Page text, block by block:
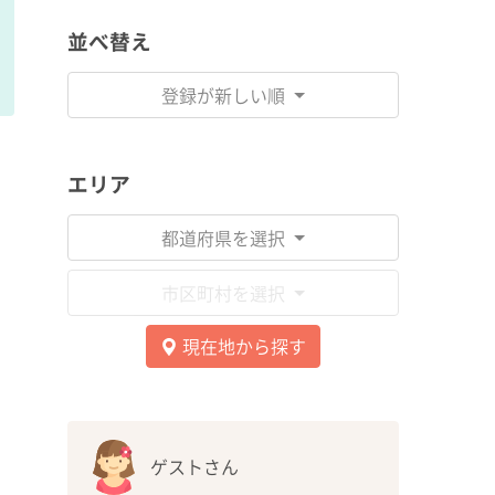
並べ替え
登録が新しい順
エリア
都道府県を選択
市区町村を選択
現在地から探す
ゲストさん